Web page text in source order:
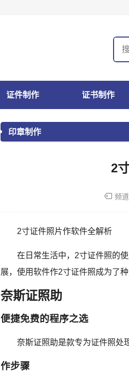
证件制作 证书制作
印章制作
2
频道
2寸证件照片作软件全解析
在日常生活中，2寸证件照的
展，使用软件作2寸证件照成为了
奈斯证照助
便捷免费的程序之选
奈斯证照助是款专为证件照处
作步骤